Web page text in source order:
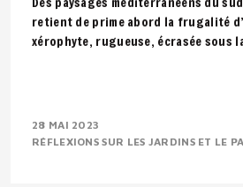
retient de prime abord la frugalité
xérophyte, rugueuse, écrasée sous
28 MAI 2023
RÉFLEXIONS SUR LES JARDINS ET LE